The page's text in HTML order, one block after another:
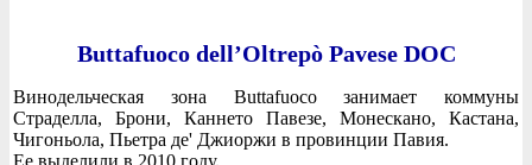
Buttafuoco dell’Oltrepò Pavese DOC
Винодельческая зона Buttafuoco занимает коммуны
Страделла, Брони, Каннето Павезе, Монескано, Кастана,
Чигоньола, Пьетра де' Джиоржи в провинции Павия.